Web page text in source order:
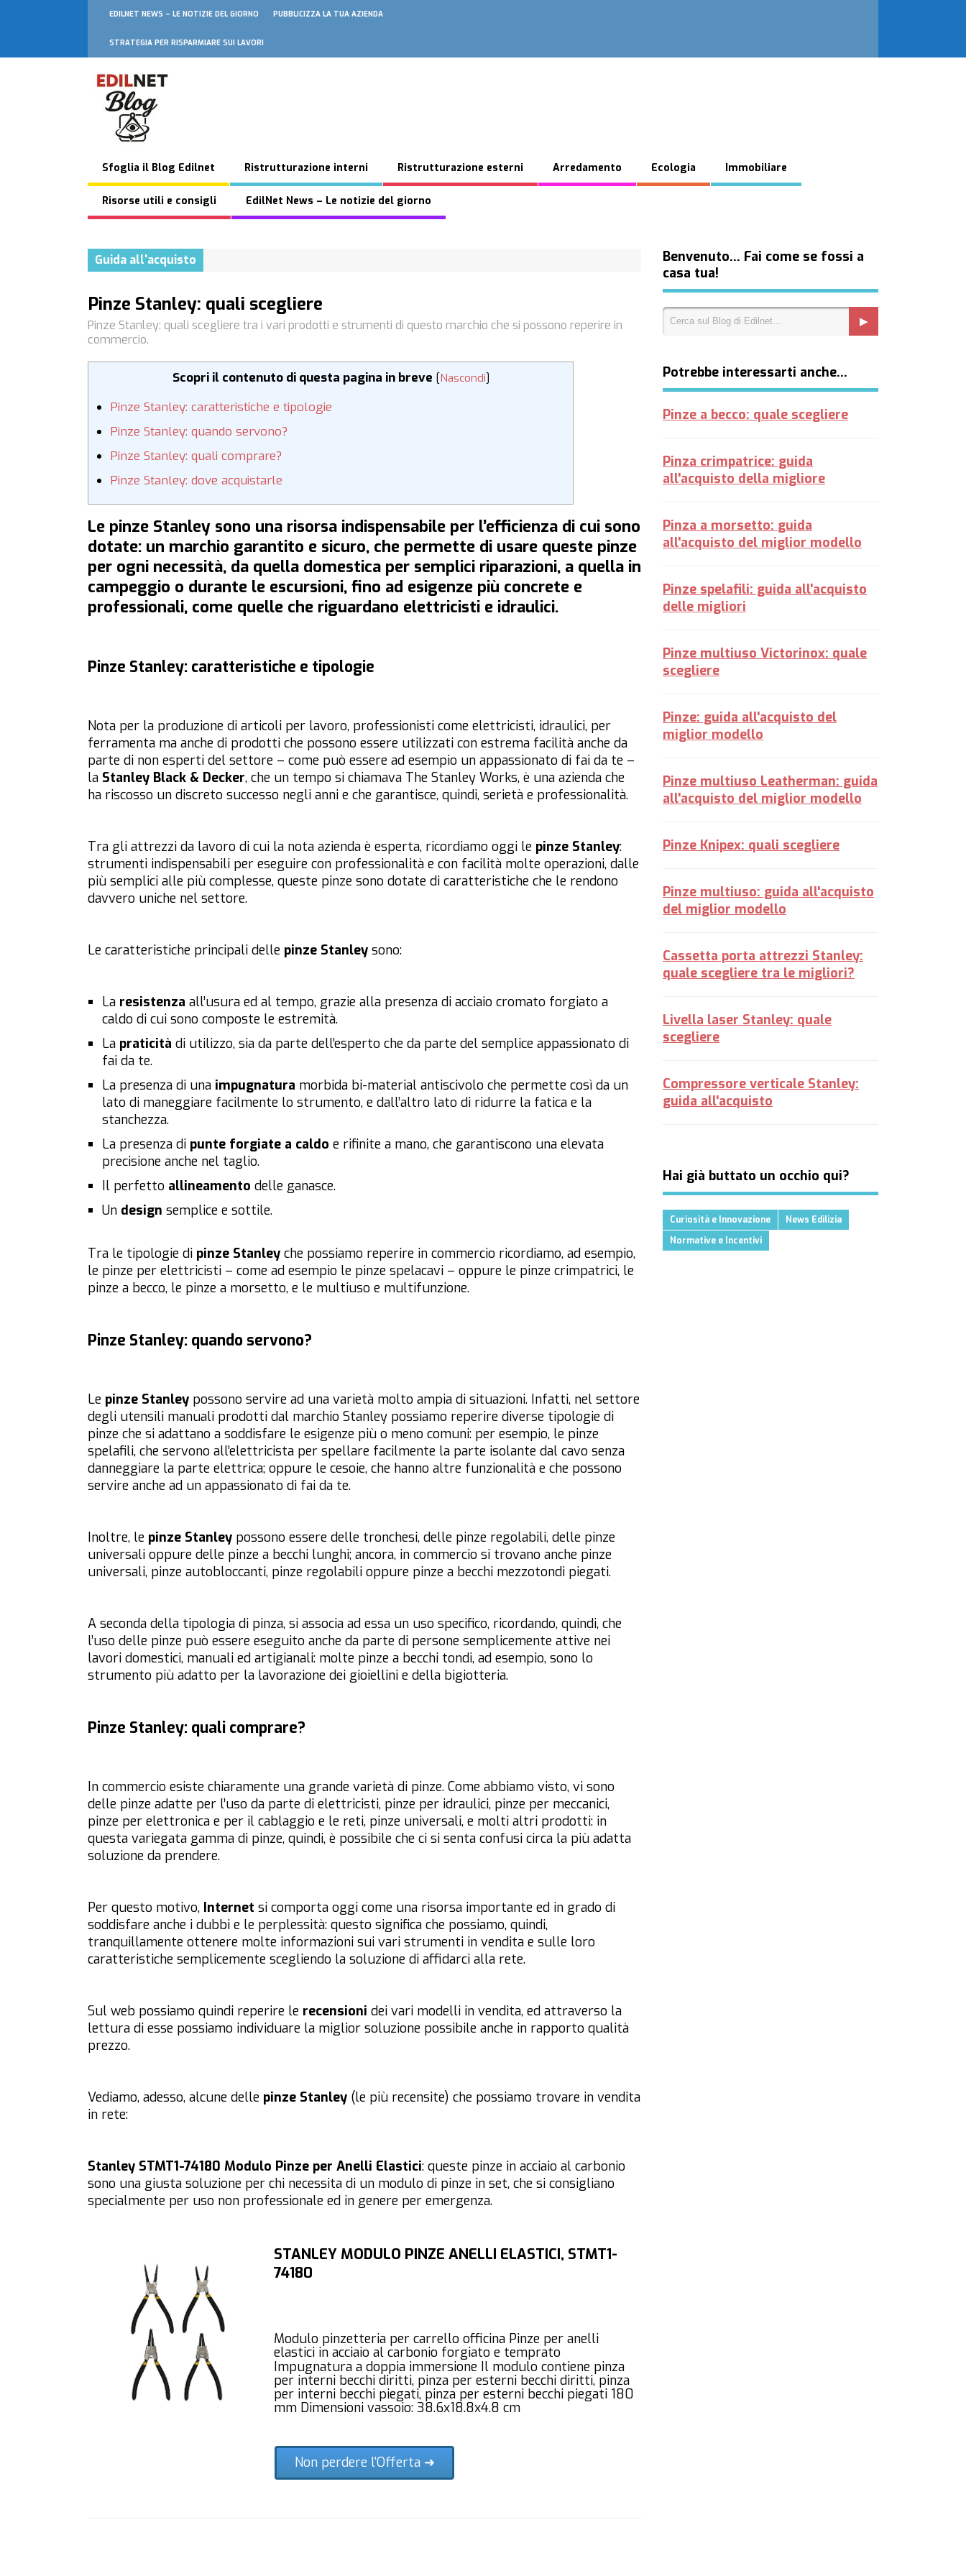
EDILNET NEWS – LE NOTIZIE DEL GIORNO PUBBLICIZZA LA TUA AZIENDA
STRATEGIA PER RISPARMIARE SUI LAVORI
Sfoglia il Blog Edilnet Ristrutturazione interni Ristrutturazione esterni Arredamento Ecologia Immobiliare
Risorse utili e consigli EdilNet News – Le notizie del giorno
Guida all'acquisto
Pinze Stanley: quali scegliere
Pinze Stanley: quali scegliere tra i vari prodotti e strumenti di questo marchio che si possono reperire in
commercio.
Scopri il contenuto di questa pagina in breve [Nascondi]
Pinze Stanley: caratteristiche e tipologie
Pinze Stanley: quando servono?
Pinze Stanley: quali comprare?
Pinze Stanley: dove acquistarle
Le pinze Stanley sono una risorsa indispensabile per l’efficienza di cui sono
dotate: un marchio garantito e sicuro, che permette di usare queste pinze
per ogni necessità, da quella domestica per semplici riparazioni, a quella in
campeggio o durante le escursioni, fino ad esigenze più concrete e
professionali, come quelle che riguardano elettricisti e idraulici.
Pinze Stanley: caratteristiche e tipologie
Nota per la produzione di articoli per lavoro, professionisti come elettricisti, idraulici, per
ferramenta ma anche di prodotti che possono essere utilizzati con estrema facilità anche da
parte di non esperti del settore – come può essere ad esempio un appassionato di fai da te –
la Stanley Black & Decker, che un tempo si chiamava The Stanley Works, è una azienda che
ha riscosso un discreto successo negli anni e che garantisce, quindi, serietà e professionalità.
Tra gli attrezzi da lavoro di cui la nota azienda è esperta, ricordiamo oggi le pinze Stanley:
strumenti indispensabili per eseguire con professionalità e con facilità molte operazioni, dalle
più semplici alle più complesse, queste pinze sono dotate di caratteristiche che le rendono
davvero uniche nel settore.
Le caratteristiche principali delle pinze Stanley sono:
La resistenza all’usura ed al tempo, grazie alla presenza di acciaio cromato forgiato a
caldo di cui sono composte le estremità.
La praticità di utilizzo, sia da parte dell’esperto che da parte del semplice appassionato di
fai da te.
La presenza di una impugnatura morbida bi-material antiscivolo che permette così da un
lato di maneggiare facilmente lo strumento, e dall’altro lato di ridurre la fatica e la
stanchezza.
La presenza di punte forgiate a caldo e rifinite a mano, che garantiscono una elevata
precisione anche nel taglio.
Il perfetto allineamento delle ganasce.
Un design semplice e sottile.
Tra le tipologie di pinze Stanley che possiamo reperire in commercio ricordiamo, ad esempio,
le pinze per elettricisti – come ad esempio le pinze spelacavi – oppure le pinze crimpatrici, le
pinze a becco, le pinze a morsetto, e le multiuso e multifunzione.
Pinze Stanley: quando servono?
Le pinze Stanley possono servire ad una varietà molto ampia di situazioni. Infatti, nel settore
degli utensili manuali prodotti dal marchio Stanley possiamo reperire diverse tipologie di
pinze che si adattano a soddisfare le esigenze più o meno comuni: per esempio, le pinze
spelafili, che servono all’elettricista per spellare facilmente la parte isolante dal cavo senza
danneggiare la parte elettrica; oppure le cesoie, che hanno altre funzionalità e che possono
servire anche ad un appassionato di fai da te.
Inoltre, le pinze Stanley possono essere delle tronchesi, delle pinze regolabili, delle pinze
universali oppure delle pinze a becchi lunghi; ancora, in commercio si trovano anche pinze
universali, pinze autobloccanti, pinze regolabili oppure pinze a becchi mezzotondi piegati.
A seconda della tipologia di pinza, si associa ad essa un uso specifico, ricordando, quindi, che
l’uso delle pinze può essere eseguito anche da parte di persone semplicemente attive nei
lavori domestici, manuali ed artigianali: molte pinze a becchi tondi, ad esempio, sono lo
strumento più adatto per la lavorazione dei gioiellini e della bigiotteria.
Pinze Stanley: quali comprare?
In commercio esiste chiaramente una grande varietà di pinze. Come abbiamo visto, vi sono
delle pinze adatte per l’uso da parte di elettricisti, pinze per idraulici, pinze per meccanici,
pinze per elettronica e per il cablaggio e le reti, pinze universali, e molti altri prodotti: in
questa variegata gamma di pinze, quindi, è possibile che ci si senta confusi circa la più adatta
soluzione da prendere.
Per questo motivo, Internet si comporta oggi come una risorsa importante ed in grado di
soddisfare anche i dubbi e le perplessità: questo significa che possiamo, quindi,
tranquillamente ottenere molte informazioni sui vari strumenti in vendita e sulle loro
caratteristiche semplicemente scegliendo la soluzione di affidarci alla rete.
Sul web possiamo quindi reperire le recensioni dei vari modelli in vendita, ed attraverso la
lettura di esse possiamo individuare la miglior soluzione possibile anche in rapporto qualità
prezzo.
Vediamo, adesso, alcune delle pinze Stanley (le più recensite) che possiamo trovare in vendita
in rete:
Stanley STMT1-74180 Modulo Pinze per Anelli Elastici: queste pinze in acciaio al carbonio
sono una giusta soluzione per chi necessita di un modulo di pinze in set, che si consigliano
specialmente per uso non professionale ed in genere per emergenza.
STANLEY MODULO PINZE ANELLI ELASTICI, STMT1-
74180
Modulo pinzetteria per carrello officina Pinze per anelli
elastici in acciaio al carbonio forgiato e temprato
Impugnatura a doppia immersione Il modulo contiene pinza
per interni becchi diritti, pinza per esterni becchi diritti, pinza
per interni becchi piegati, pinza per esterni becchi piegati 180
mm Dimensioni vassoio: 38.6x18.8x4.8 cm
Non perdere l'Offerta ➜
Benvenuto… Fai come se fossi a
casa tua!
Potrebbe interessarti anche…
Pinze a becco: quale scegliere
Pinza crimpatrice: guida
all'acquisto della migliore
Pinza a morsetto: guida
all'acquisto del miglior modello
Pinze spelafili: guida all'acquisto
delle migliori
Pinze multiuso Victorinox: quale
scegliere
Pinze: guida all'acquisto del
miglior modello
Pinze multiuso Leatherman: guida
all'acquisto del miglior modello
Pinze Knipex: quali scegliere
Pinze multiuso: guida all'acquisto
del miglior modello
Cassetta porta attrezzi Stanley:
quale scegliere tra le migliori?
Livella laser Stanley: quale
scegliere
Compressore verticale Stanley:
guida all'acquisto
Hai già buttato un occhio qui?
Curiosità e Innovazione
News Edilizia
Normative e Incentivi